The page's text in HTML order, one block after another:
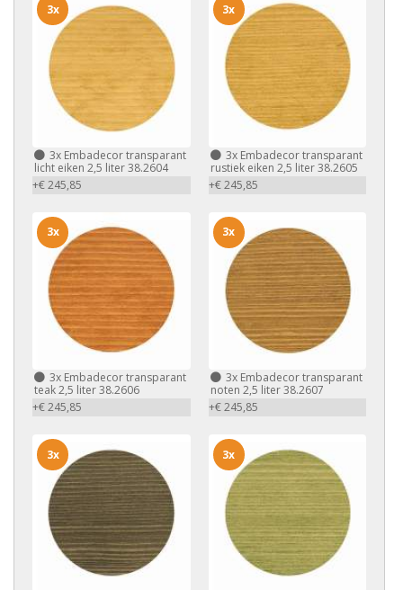
3x Embadecor transparant
licht eiken 2,5 liter 38.2604
+€ 245,85
3x
3xEmbadecor transparant
rustiek eiken 2,5 liter 38.2605
+€ 245,85
3x
3x Embadecor transparant
teak 2,5 liter 38.2606
+€ 245,85
3x
3xEmbadecor transparant
noten 2,5 liter 38.2607
+€ 245,85
3x
3x 3x